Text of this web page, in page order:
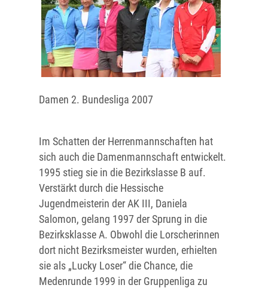
Damen 2. Bundesliga 2007
Im Schatten der Herrenmannschaften hat
sich auch die Damenmannschaft entwickelt.
1995 stieg sie in die Bezirkslasse B auf.
Verstärkt durch die Hessische
Jugendmeisterin der AK III, Daniela
Salomon, gelang 1997 der Sprung in die
Bezirksklasse A. Obwohl die Lorscherinnen
dort nicht Bezirksmeister wurden, erhielten
sie als „Lucky Loser“ die Chance, die
Medenrunde 1999 in der Gruppenliga zu